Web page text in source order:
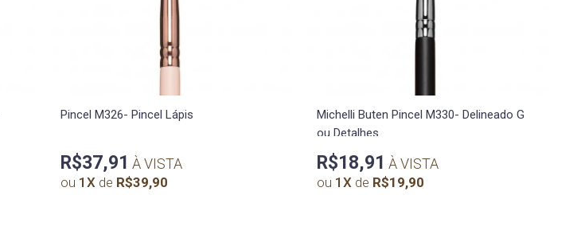
Pincel M326- Pincel Lápis
R$37,91 À VISTA
ou 1X de R$39,90
Michelli Buten Pincel M330- Delineado G
ou Detalhes
R$18,91 À VISTA
ou 1 Xde R$19,90